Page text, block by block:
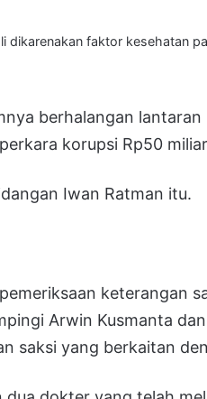
dikarenakan faktor kesehatan
berhalangan
korupsi Rp50
Iwan Ratman itu.
keterangan
Arwin Kusmanta
saksi yang berkaitan